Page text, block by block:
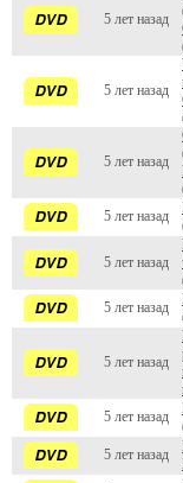
5 лет назад
5 лет назад
5 лет назад
5 лет назад
5 лет назад
5 лет назад
5 лет назад
5 лет назад
5 лет назад